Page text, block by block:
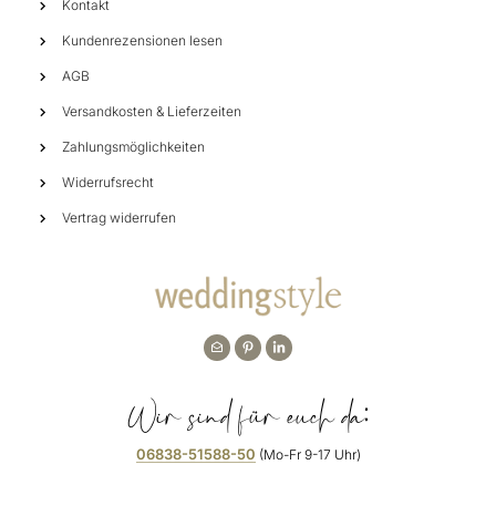
Kontakt
Kundenrezensionen lesen
AGB
Versandkosten & Lieferzeiten
Zahlungsmöglichkeiten
Widerrufsrecht
Vertrag widerrufen
Wir sind für euch da:
06838-51588-50 (Mo-Fr 9-17 Uhr)